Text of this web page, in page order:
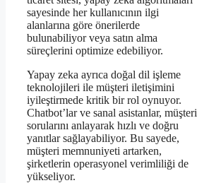
sayesinde her kullanıcının ilgi
alanlarına göre önerilerde
bulunabiliyor veya satın alma
süreçlerini optimize edebiliyor.
Yapay zeka ayrıca doğal dil işleme
teknolojileri ile müşteri iletişimini
iyileştirmede kritik bir rol oynuyor.
Chatbot’lar ve sanal asistanlar, müşteri
sorularını anlayarak hızlı ve doğru
yanıtlar sağlayabiliyor. Bu sayede,
müşteri memnuniyeti artarken,
şirketlerin operasyonel verimliliği de
yükseliyor.